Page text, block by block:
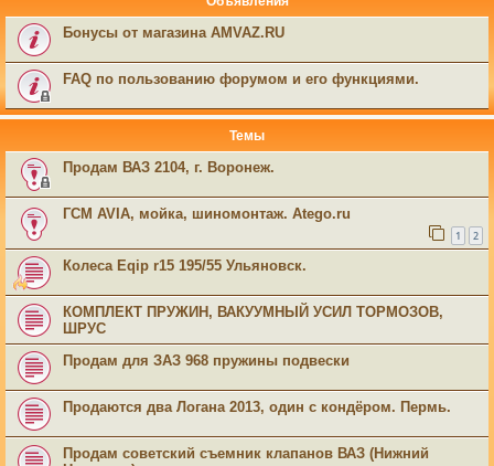
Бонусы от магазина AMVAZ.RU
FAQ по пользованию форумом и его функциями.
Темы
Продам ВАЗ 2104, г. Воронеж.
ГСМ AVIA, мойка, шиномонтаж. Atego.ru
1 2
Колеса Eqip r15 195/55 Ульяновск.
КОМПЛЕКТ ПРУЖИН, ВАКУУМНЫЙ УСИЛ ТОРМОЗОВ,
ШРУС
Продам для ЗАЗ 968 пружины подвески
Продаются два Логана 2013, один с кондёром. Пермь.
Продам советский съемник клапанов ВАЗ (Нижний